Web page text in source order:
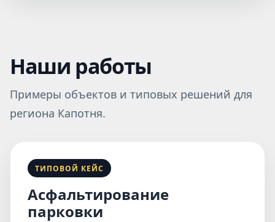
Наши работы
Примеры объектов и типовых решений для
региона Капотня.
ТИПОВОЙ КЕЙС
Асфальтирование
парковки